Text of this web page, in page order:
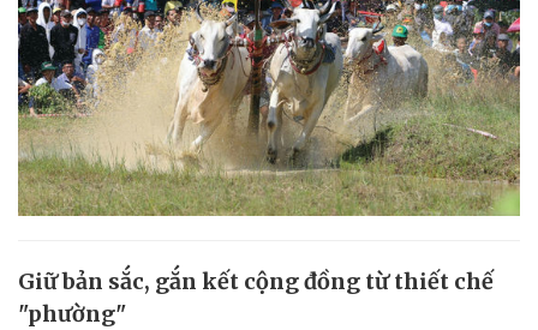
Giữ bản sắc, gắn kết cộng đồng từ thiết chế
"phường"